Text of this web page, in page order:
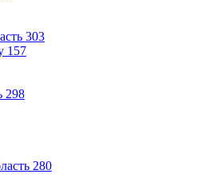
303
157
298
280